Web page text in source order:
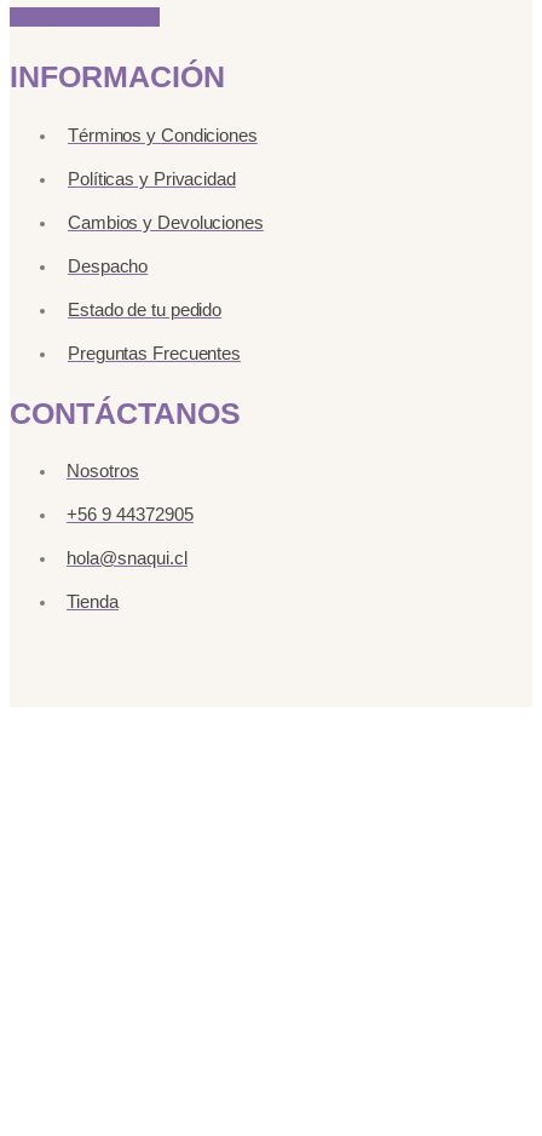
INFORMACIÓN
Términos y Condiciones
Políticas y Privacidad
Cambios y Devoluciones
Despacho
Estado de tu pedido
Preguntas Frecuentes
CONTÁCTANOS
Nosotros
+56 9 44372905
hola@snaqui.cl
Tienda